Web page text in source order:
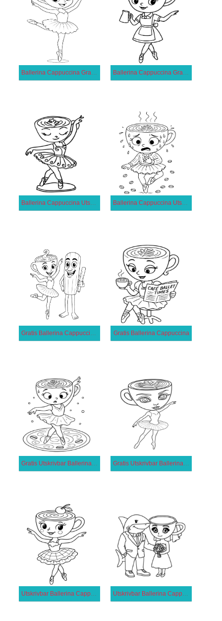
Ballerina Cappuccina Gratis för Barn Ballerina Cappuccina Gratis Utskrivbar
Ballerina Cappuccina Utskrivbar för Barn Ballerina Cappuccina Utskrivbar
Gratis Ballerina Cappuccina för Barn Gratis Ballerina Cappuccina
Gratis Utskrivbar Ballerina Cappuccina för Barn Gratis Utskrivbar Ballerina Cappuccina
Utskrivbar Ballerina Cappuccina för Barn Utskrivbar Ballerina Cappuccina